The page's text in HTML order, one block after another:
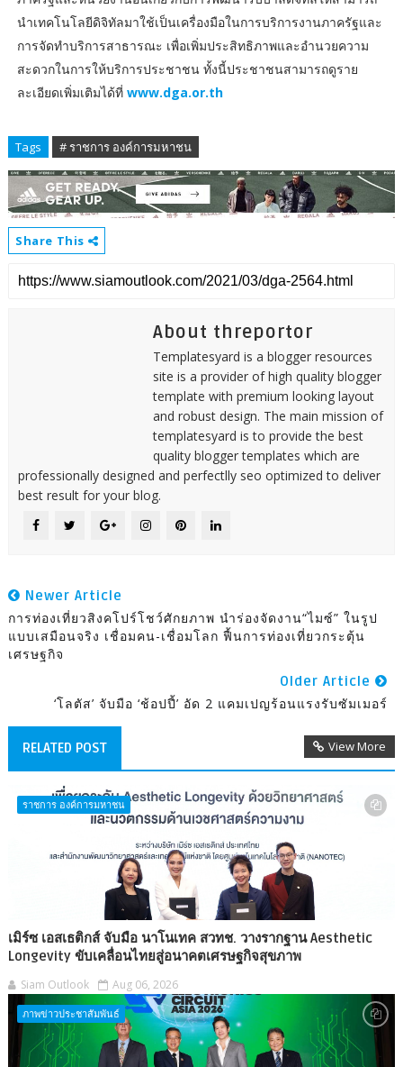
นำเทคโนโลยีดิจิทัลมาใช้เป็นเครื่องมือในการบริการงานภาครัฐและ
การจัดทำบริการสาธารณะ เพื่อเพิ่มประสิทธิภาพและอำนวยความ
สะดวกในการให้บริการประชาชน ทั้งนี้ประชาชนสามารถดูราย
ละเอียดเพิ่มเติมได้ที่ www.dga.or.th
Tags # ราชการ องค์การมหาชน
Share This
About threportor
Templatesyard is a blogger resources
site is a provider of high quality blogger
template with premium looking layout
and robust design. The main mission of
templatesyard is to provide the best
quality blogger templates which are
professionally designed and perfectlly seo optimized to deliver
best result for your blog.
Newer Article
การท่องเที่ยวสิงคโปร์โชว์ศักยภาพ นำร่องจัดงาน“ไมซ์” ในรูป
แบบเสมือนจริง เชื่อมคน-เชื่อมโลก ฟื้นการท่องเที่ยวกระตุ้น
เศรษฐกิจ
Older Article
‘โลตัส’ จับมือ ‘ช้อปปี้’ อัด 2 แคมเปญร้อนแรงรับซัมเมอร์
RELATED POST View More
ราชการ องค์การมหาชน
เมิร์ซ เอสเธติกส์ จับมือ นาโนเทค สวทช. วางรากฐาน Aesthetic
Longevity ขับเคลื่อนไทยสู่อนาคตเศรษฐกิจสุขภาพ
Siam Outlook Aug 06, 2026
ภาพข่าวประชาสัมพันธ์